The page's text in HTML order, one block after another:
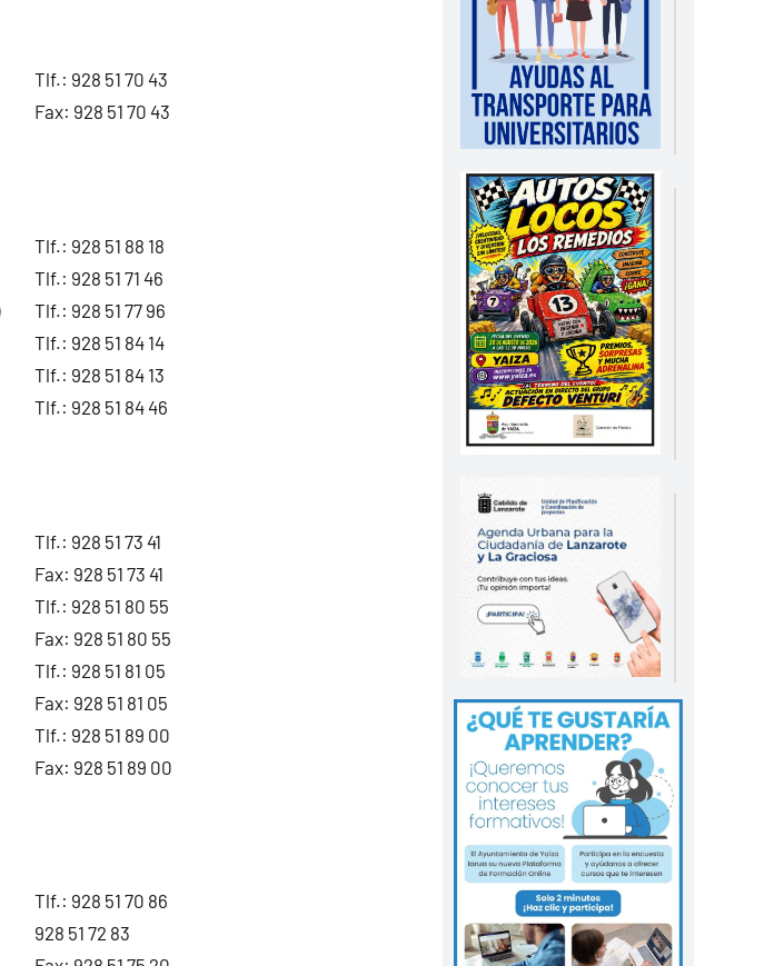
Tlf.: 928 51 70 43
Fax: 928 51 70 43
Tlf.: 928 51 88 18
Tlf.: 928 51 71 46
Tlf.: 928 51 77 96
Tlf.: 928 51 84 14
Tlf.: 928 51 84 13
Tlf.: 928 51 84 46
Tlf.: 928 51 73 41
Fax: 928 51 73 41
Tlf.: 928 51 80 55
Fax: 928 51 80 55
Tlf.: 928 51 81 05
Fax: 928 51 81 05
Tlf.: 928 51 89 00
Fax: 928 51 89 00
Tlf.: 928 51 70 86
928 51 72 83